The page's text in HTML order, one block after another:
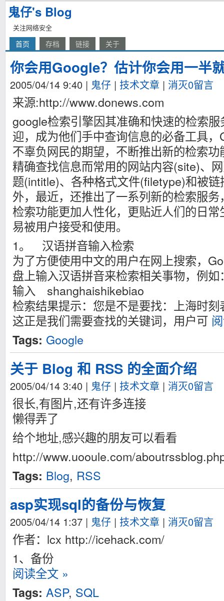
鬼仔's Blog
关注网络安全
首页 存档 链接 关于
你会用Google？估计你会用一半
2005/04/14 9:40 | 鬼仔 | 技术文章 | 消灭0留言
来源:http://www.donews.com
google检索引擎因其准确和快速的检索
迎，成为他们手中查询信息的必备工具
不辜负网民的期望，不断推出新的检索
精确查找信息而常用的网站内容(site)、
题(intitle)、各种格式文件(filetype)和被
外，最近，还推出了一系列新的检索服
检索功能更加人性化，更贴近人们的日
易被用户接受和使用。
1。 汉语拼音输入检索
为了方便使用中文的用户在网上搜索，
盘上输入汉语拼音来检索相关事物，例如
输入 shanghaishikebiao
检索结果提示：您是不是要找：上海时刻
这正是我们需要查找的关键词，用户可
Tags: Google
关于 Blog 和 RSS 的全面介绍
2005/04/14 3:40 | 鬼仔 | 技术文章 | 消灭0留言
很长,有图片,还有许多连接
懒得弄了
给个地址,感兴趣的朋友可以看看
http://www.uooule.com/
Tags: Blog, RSS
asp实现sql的备份与恢复
2005/04/14 1:37 | 鬼仔 | 技术文章 | 消灭0留言
作者：lcx http://icehack.com/
1、备份
阅读全文 »
Tags: ASP, SQL